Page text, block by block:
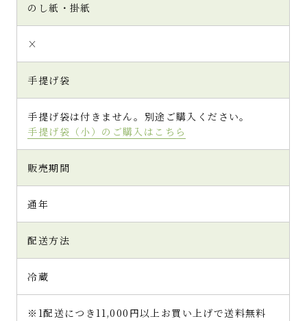
のし紙・掛紙
×
手提げ袋
手提げ袋は付きません。別途ご購入ください。
手提げ袋（小）のご購入はこちら
販売期間
通年
配送方法
冷蔵
※1配送につき11,000円以上お買い上げで送料無料